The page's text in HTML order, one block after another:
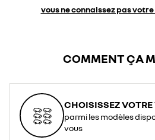
vous ne connaissez pas
COMMENT ÇA
CHOISISSEZ
parmi les modèles
vous